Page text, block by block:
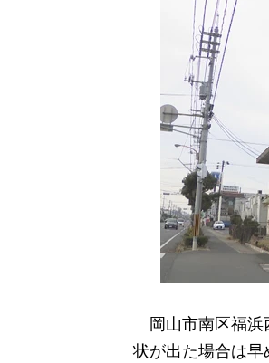
岡山市南区福浜
状が出た場合は早